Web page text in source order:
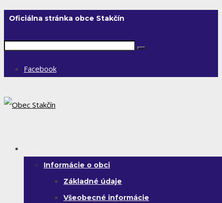
Oficiálna stránka obce Stakčín
Facebook
Informácie o obci
Základné údaje
Všeobecné informácie